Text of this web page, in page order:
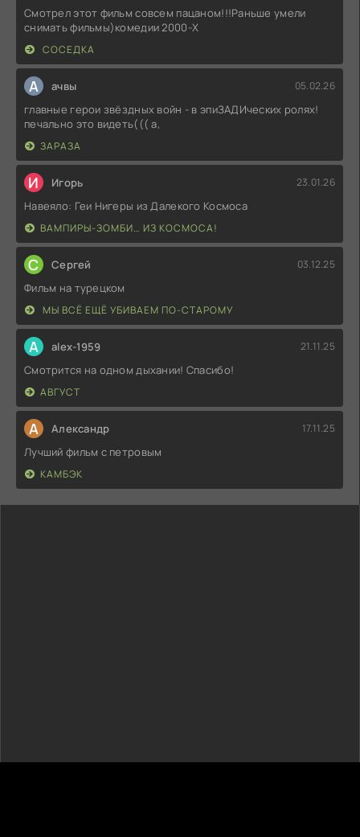
Смотрел этот фильм совсем пацаном!!!Раньше умели
снимать фильмы)комедии 2000-X
СОСЕДКА
А ачвы 05.02.26
главные герои звёздных войн - в эпиЗАДИческих ролях!
печально это видеть((( а,
ЗАРАЗА
И Игорь 23.01.26
Навеяло: Геи Нигеры из Далекого Космоса
ВАМПИРЫ-ЗОМБИ… ИЗ КОСМОСА!
С Сергей 03.12.25
Фильм на турецком
МЫ ВСЁ ЕЩЁ УБИВАЕМ ПО-СТАРОМУ
A alex-1959 21.11.25
Смотрится на одном дыхании! Спасибо!
АВГУСТ
А Александр 17.11.25
Лучший фильм с петровым
КАМБЭК